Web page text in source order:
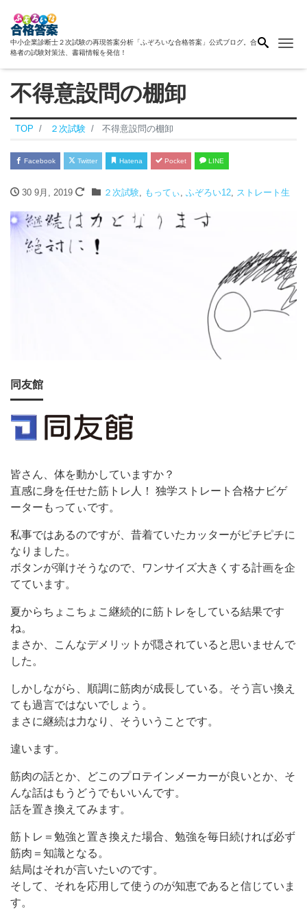
中小企業診断士２次試験の再現答案分析「ふぞろいな合格答案」公式ブログ。合
格者の試験対策法、書籍情報を発信！
不得意設問の棚卸
TOP ２次試験 不得意設問の棚卸
Facebook Twitter Hatena Pocket LINE
30 9月, 2019 ２次試験, もってぃ ふぞろい12, ストレート生
同友館
皆さん、体を動かしていますか？
直感に身を任せた筋トレ人！ 独学ストレート合格ナビゲ
ーターもってぃです。
私事ではあるのですが、昔着ていたカッターがピチピチに
なりました。
ボタンが弾けそうなので、ワンサイズ大きくする計画を企
てています。
夏からちょこちょこ継続的に筋トレをしている結果です
ね。
まさか、こんなデメリットが隠されていると思いませんで
した。
しかしながら、順調に筋肉が成長している。そう言い換え
ても過言ではないでしょう。
まさに継続は力なり、そういうことです。
違います。
筋肉の話とか、どこのプロテインメーカーが良いとか、そ
んな話はもうどうでもいいんです。
話を置き換えてみます。
筋トレ＝勉強と置き換えた場合、勉強を毎日続ければ必ず
筋肉＝知識となる。
結局はそれが言いたいのです。
そして、それを応用して使うのが知恵であると信じていま
す。